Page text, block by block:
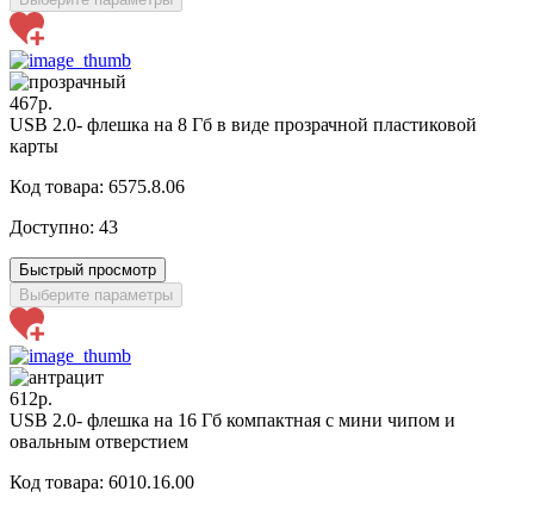
467р.
USB 2.0- флешка на 8 Гб в виде прозрачной пластиковой
карты
Код товара: 6575.8.06
Доступно: 43
Быстрый просмотр
Выберите параметры
612р.
USB 2.0- флешка на 16 Гб компактная с мини чипом и
овальным отверстием
Код товара: 6010.16.00